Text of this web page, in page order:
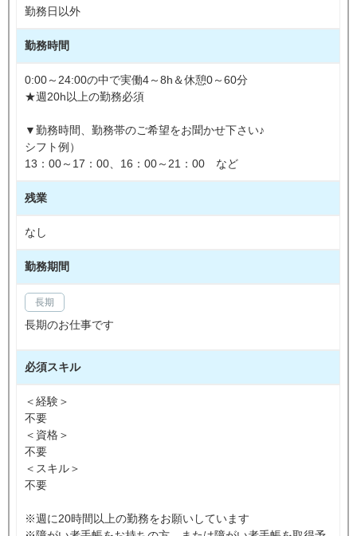
勤務日以外
勤務時間
0:00～24:00の中で実働4～8h＆休憩0～60分
★週20h以上の勤務必須
▼勤務時間、勤務帯のご希望をお聞かせ下さい♪
シフト例）
13：00～17：00、16：00～21：00 など
残業
なし
勤務期間
長期
長期のお仕事です
必須スキル
＜経験＞
不要
＜資格＞
不要
＜スキル＞
不要
※週に20時間以上の勤務をお願いしています